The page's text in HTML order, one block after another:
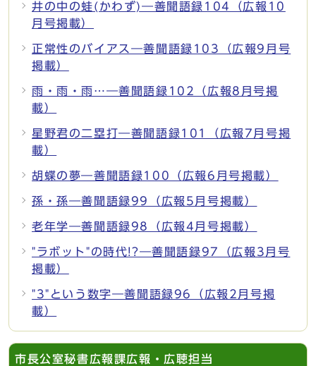
井の中の蛙(かわず)―善聞語録104（広報10
月号掲載）
正常性のバイアス―善聞語録103（広報9月号
掲載）
雨・雨・雨…―善聞語録102（広報8月号掲
載）
星野君の二塁打―善聞語録101（広報7月号掲
載）
胡蝶の夢―善聞語録100（広報6月号掲載）
孫・孫―善聞語録99（広報5月号掲載）
老年学―善聞語録98（広報4月号掲載）
"ラボット"の時代!?―善聞語録97（広報3月号
掲載）
"3"という数字―善聞語録96（広報2月号掲
載）
市長公室秘書広報課広報・広聴担当